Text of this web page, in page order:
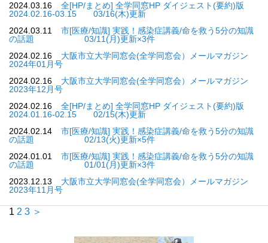
2024.03.16
全[HP/まとめ] 全学同窓HP ダイジェスト(要約)版
2024.02.16-03.15 03/16(木)更新
2024.03.11
市[医療/知識] 実践！感染症講義/命を救う5分の知識
の話題 03/11(月)更新×3件
2024.02.16
大阪市立大学同窓会(全学同窓会）メールマガジン
2024年01月号
2024.02.16
大阪市立大学同窓会(全学同窓会）メールマガジン
2023年12月号
2024.02.16
全[HP/まとめ] 全学同窓HP ダイジェスト(要約)版
2024.01.16-02.15 02/15(木)更新
2024.02.14
市[医療/知識] 実践！感染症講義/命を救う5分の知識
の話題 02/13(火)更新×5件
2024.01.01
市[医療/知識] 実践！感染症講義/命を救う5分の知識
の話題 01/01(月)更新×3件
2023.12.13
大阪市立大学同窓会(全学同窓会）メールマガジン
2023年11月号
1 2 3 ＞